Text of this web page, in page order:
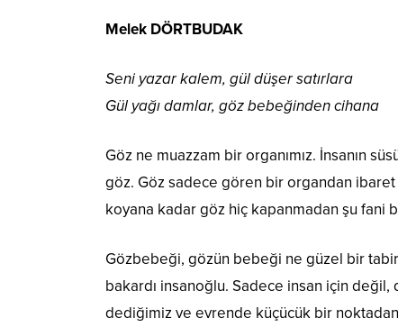
Melek DÖRTBUDAK
Seni yazar kalem, gül düşer satırlara
Gül yağı damlar, göz bebeğinden cihana
Göz ne muazzam bir organımız. İnsanın
göz. Göz sadece gören bir organdan ibaret
koyana kadar göz hiç kapanmadan şu fani
Gözbebeği, gözün bebeği ne güzel bir
bakardı insanoğlu. Sadece insan için
dediğimiz ve evrende küçücük bir